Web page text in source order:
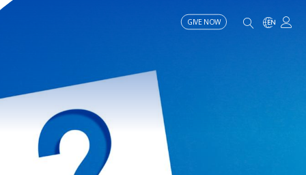
GIVE NOW